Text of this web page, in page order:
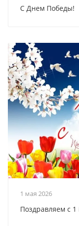
С Днем Победы!
1 мая 2026
Поздравляем с